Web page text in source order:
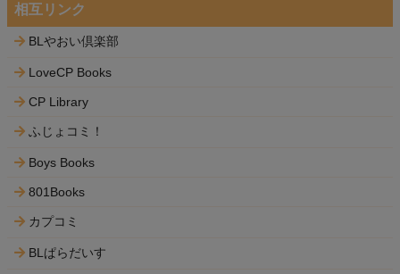
相互リンク
BLやおい倶楽部
LoveCP Books
CP Library
ふじょコミ！
Boys Books
801Books
カプコミ
BLぱらだいす